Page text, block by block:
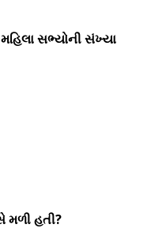
સભ્યોની સંખ્યા
મળી હતી?